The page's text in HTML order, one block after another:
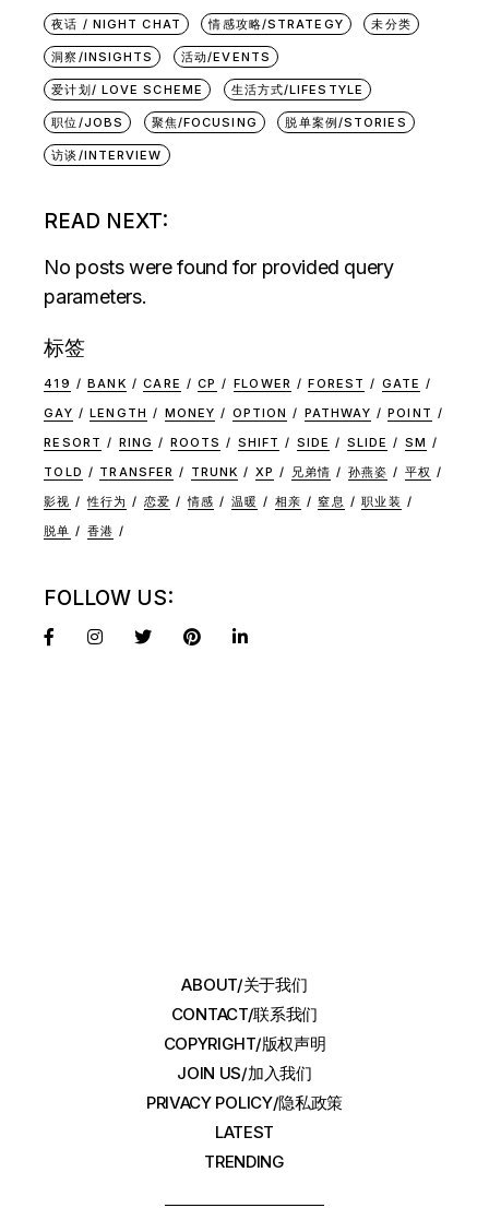
夜话 / NIGHT CHAT 情感攻略/STRATEGY 未分类
洞察/INSIGHTS 活动/EVENTS
爱计划/ LOVE SCHEME 生活方式/LIFESTYLE
职位/JOBS 聚焦/FOCUSING 脱单案例/STORIES
访谈/INTERVIEW
READ NEXT:
No posts were found for provided query
parameters.
标签
419 BANK CARE CP FLOWER FOREST
GATE
GAY
LENGTH MONEY OPTION PATHWAY
POINT
RESORT
RING ROOTS SHIFT SIDE SLIDE
SM
TOLD
TRANSFER TRUNK XP 兄弟情 孙燕姿
平权
影视
性行为 恋爱 情感 温暖 相亲 窒息
职业装
脱单
香港
FOLLOW US:
ABOUT/关于我们
CONTACT/联系我们
COPYRIGHT/版权声明
JOIN US/加入我们
PRIVACY POLICY/隐私政策
LATEST
TRENDING